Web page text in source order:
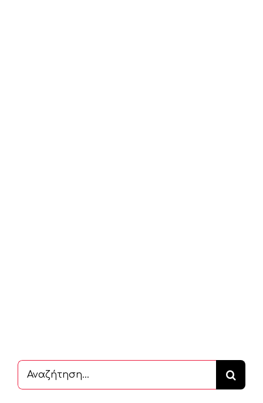
Αναζήτηση
...